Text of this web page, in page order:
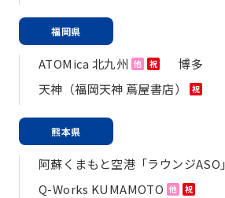
福岡県
ATOMica 北九州 他 祝
博多
天神（福岡天神 蔦屋書店）
祝
熊本県
阿蘇くまもと空港「ラウンジASO」
Q-Works KUMAMOTO 他 祝